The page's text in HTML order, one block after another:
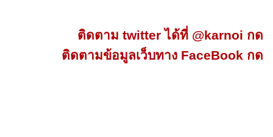
ติดตาม twitter ได้ที่ @karnoi กด
ติดตามข้อมูลเว็บทาง FaceBook กด